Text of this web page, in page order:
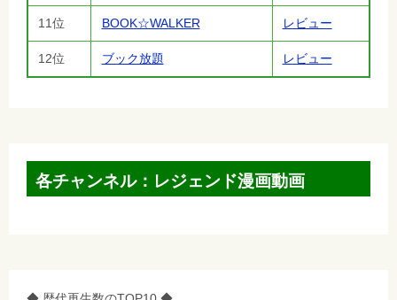
11位 BOOK☆WALKER レビュー
12位 ブック放題 レビュー
各チャンネル：レジェンド漫画動画